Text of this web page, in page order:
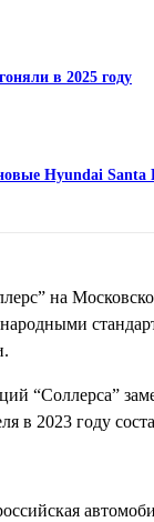
в 2025 году
Hyundai Santa
на
“Соллерса”
в 2023 году